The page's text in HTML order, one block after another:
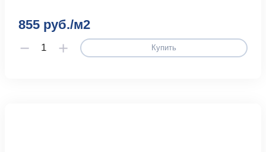
855 руб./м2
Купить